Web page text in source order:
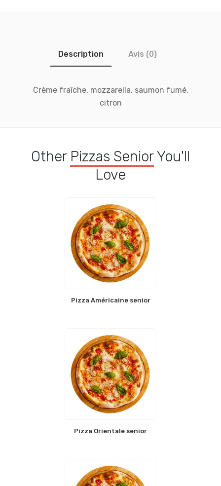
Description Avis (0)
Crème fraîche, mozzarella, saumon fumé,
citron
Other Pizzas Senior You'll
Love
Pizza Américaine senior
Pizza Orientale senior